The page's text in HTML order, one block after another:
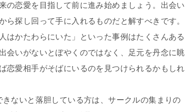
の恋愛を目指して前に進み始めましょう。出会い
ら探し回って手に入れるものだと解すべきです。
人はかたわらにいた」といった事例はたくさんある
会いがないとぼやくのではなく、足元を丹念に眺
恋愛相手がそばにいるのを見つけられるかもしれ
ないと落胆している方は、サークルの集まりの